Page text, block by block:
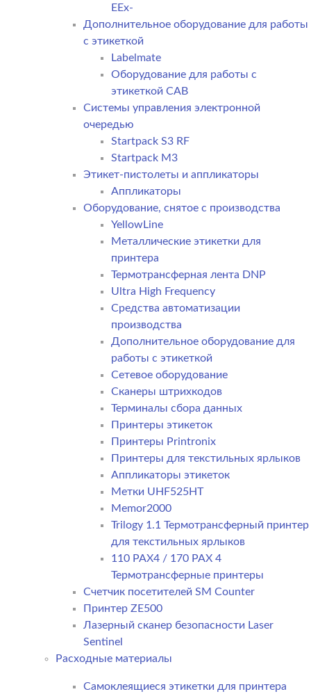
EEx-
Дополнительное оборудование для работы
с этикеткой
Labelmate
Оборудование для работы с
этикеткой CAB
Системы управления электронной
очередью
Startpack S3 RF
Startpack M3
Этикет-пистолеты и аппликаторы
Аппликаторы
Оборудование, снятое с производства
YellowLine
Металлические этикетки для
принтера
Термотрансферная лента DNP
Ultra High Frequency
Средства автоматизации
производства
Дополнительное оборудование для
работы с этикеткой
Сетевое оборудование
Сканеры штрихкодов
Терминалы сбора данных
Принтеры этикеток
Принтеры Printronix
Принтеры для текстильных ярлыков
Аппликаторы этикеток
Метки UHF525HT
Memor2000
Trilogy 1.1 Термотрансферный принтер
для текстильных ярлыков
110 PAX4 / 170 PAX 4
Термотрансферные принтеры
Счетчик посетителей SM Counter
Принтер ZE500
Лазерный сканер безопасности Laser
Sentinel
Расходные материалы
Самоклеящиеся этикетки для принтера